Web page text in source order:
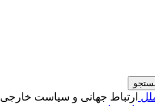
ارتباط جهانی و سیاست خارجی